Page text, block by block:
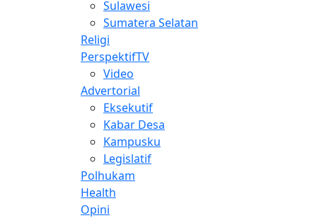
Sulawesi
Sumatera Selatan
Religi
PerspektifTV
Video
Advertorial
Eksekutif
Kabar Desa
Kampusku
Legislatif
Polhukam
Health
Opini